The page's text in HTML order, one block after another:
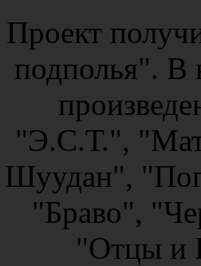
Проект
подполья". В
"Э.С.Т.",
Шуудан",
"Браво",
"Отцы и